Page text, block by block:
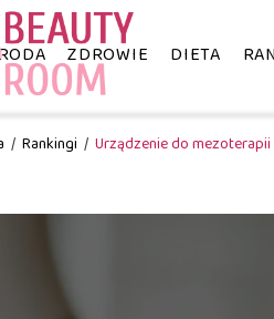
ZDROWIE DIETA
/ Rankingi / Urządzenie do